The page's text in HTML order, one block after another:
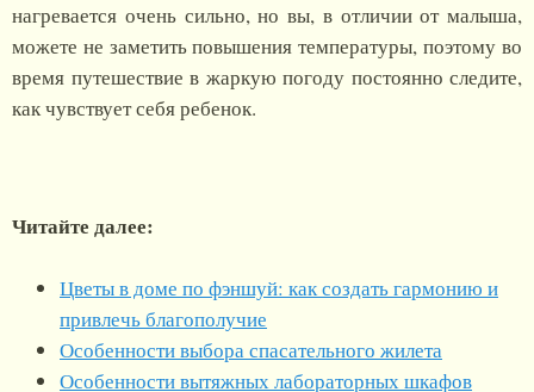
нагревается очень сильно, но вы, в отличии от малыша,
можете не заметить повышения температуры, поэтому во
время путешествие в жаркую погоду постоянно следите,
как чувствует себя ребенок.
Читайте далее:
Цветы в доме по фэншуй: как создать гармонию и
привлечь благополучие
Особенности выбора спасательного жилета
Особенности вытяжных лабораторных шкафов